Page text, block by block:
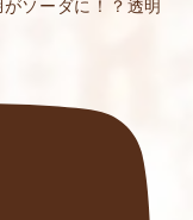
ソーダに！？透明